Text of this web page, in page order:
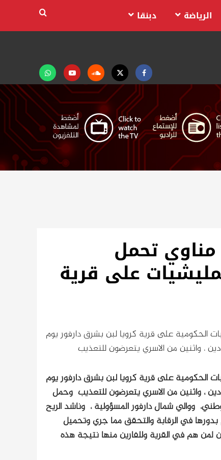
Facebook
Twitter
Soundcloud
Youtubeتابعنا
على
واتساب
الرياضة دبنقا
مناوي تحمل
على قرية
الحكومية على قرية كرويا لبن بشرق دارفور يوم
الحكومية على قرية كرويا لبن بشرق دارفور يوم
وحمل
ووالي شمال دارفور المسؤولية ، وناشد الريح
بدورها في الرقابة والتحقق مما جري وتحميل
لمن هم في القرية وللفارين منها نتيجة هذه